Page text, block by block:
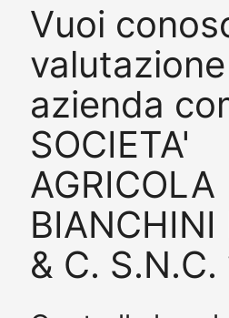
Vuoi
azienda
SOCIETA'
AGRICOLA
BIANCHINI
& C. S.N.C.